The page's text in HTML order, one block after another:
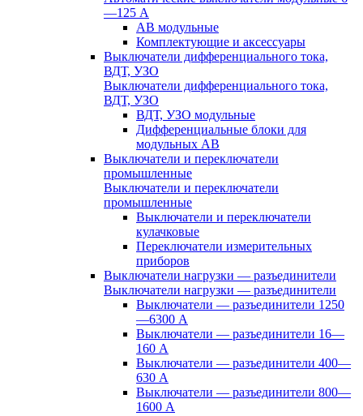
—125 А
АВ модульные
Комплектующие и аксессуары
Выключатели дифференциального тока,
ВДТ, УЗО
Выключатели дифференциального тока,
ВДТ, УЗО
ВДТ, УЗО модульные
Дифференциальные блоки для
модульных АВ
Выключатели и переключатели
промышленные
Выключатели и переключатели
промышленные
Выключатели и переключатели
кулачковые
Переключатели измерительных
приборов
Выключатели нагрузки — разъединители
Выключатели нагрузки — разъединители
Выключатели — разъединители 1250
—6300 А
Выключатели — разъединители 16—
160 А
Выключатели — разъединители 400—
630 А
Выключатели — разъединители 800—
1600 А